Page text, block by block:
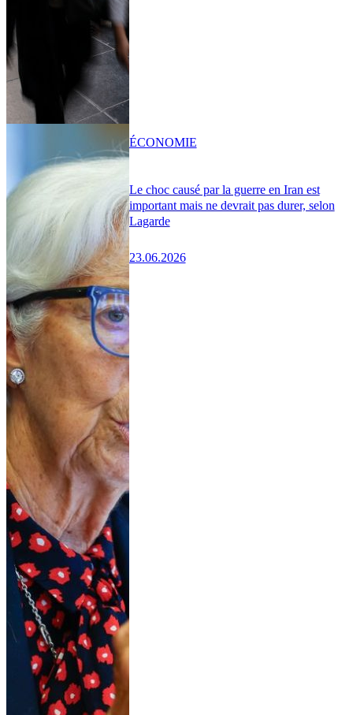
Le choc causé par la guerre en Iran est
important mais ne devrait pas durer, selon
Lagarde
23.06.2026
ÉCONOMIE